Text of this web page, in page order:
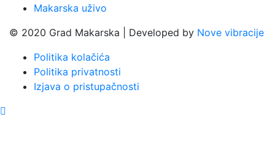
Makarska uživo
© 2020 Grad Makarska | Developed by Nove vibracije
Politika kolačića
Politika privatnosti
Izjava o pristupačnosti